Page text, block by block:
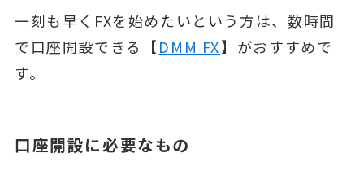
一刻も早くFXを始めたいという方は、数時間
で口座開設できる【DMM FX】がおすすめで
す。
口座開設に必要なもの